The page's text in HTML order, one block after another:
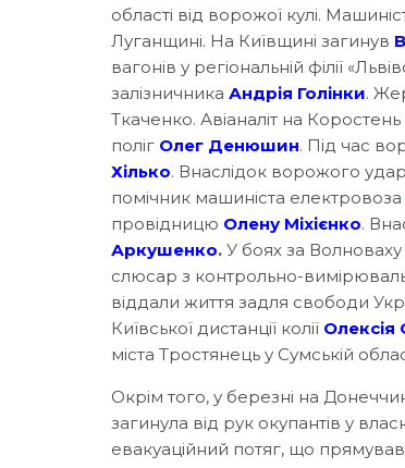
області від ворожої кулі.
Луганщині. На Київщині загинув
вагонів у регіональній філії
залізничника Андрія Голінки.
Ткаченко. Авіаналіт на
поліг Олег Денюшин. Під час
Хілько. Внаслідок ворожого
помічник машиніста електровоза
провідницю Олену Міхієнко.
Аркушенко. У боях за Волноваху
слюсар з контрольно-
віддали життя задля свободи
Київської дистанції колії Олексія
міста Тростянець у Сумській
Окрім того, у березні на
загинула від рук окупантів у
евакуаційний потяг, що